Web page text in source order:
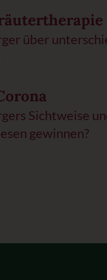
über
Sichtweise
gewinnen?